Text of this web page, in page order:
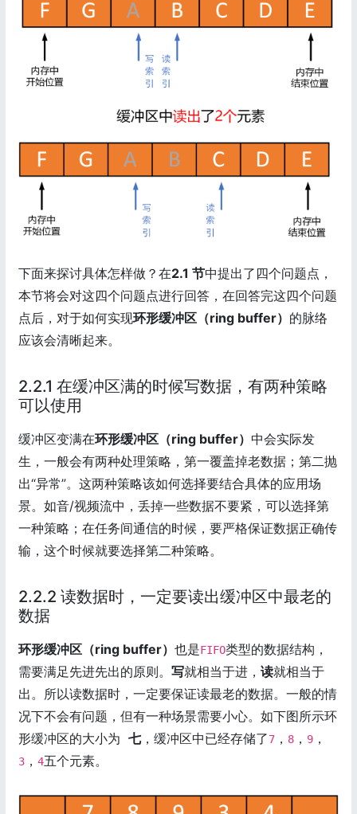
下面来探讨具体怎样做？在2.1 节中提出了四个问题点，
本节将会对这四个问题点进行回答，在回答完这四个问题
点后，对于如何实现环形缓冲区（ring buffer） 的脉络
应该会清晰起来。
2.2.1 在缓冲区满的时候写数据，有两种策略
可以使用
缓冲区变满在环形缓冲区（ring buffer） 中会实际发
生，一般会有两种处理策略，第一覆盖掉老数据；第二抛
出“异常”。这两种策略该如何选择要结合具体的应用场
景。如音/视频流中，丢掉一些数据不要紧，可以选择第
一种策略；在任务间通信的时候，要严格保证数据正确传
输，这个时候就要选择第二种策略。
2.2.2 读数据时，一定要读出缓冲区中最老的
数据
环形缓冲区（ring buffer） 也是FIFO类型的数据结构，
需要满足先进先出的原则。 写就相当于进， 读就相当于
出。所以读数据时，一定要保证读最老的数据。一般的情
况下不会有问题，但有一种场景需要小心。如下图所示环
形缓冲区的大小为 七，缓冲区中已经存储了7 ， 8 ， 9 ，
3 ， 4五个元素。